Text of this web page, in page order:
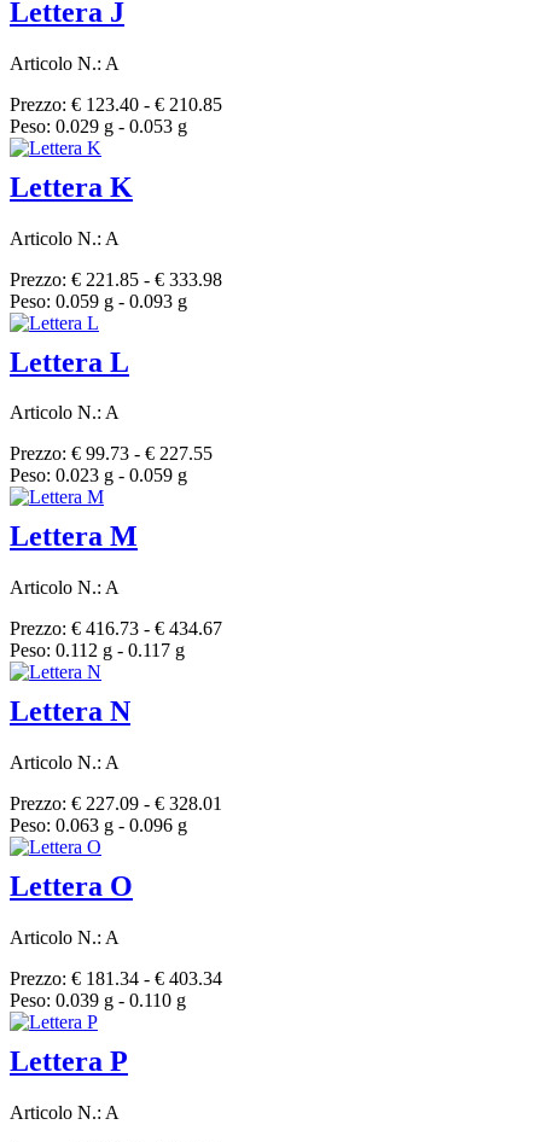
Lettera J
Articolo N.: A
Prezzo: € 123.40 - € 210.85
Peso: 0.029 g - 0.053 g
Lettera K
Articolo N.: A
Prezzo: € 221.85 - € 333.98
Peso: 0.059 g - 0.093 g
Lettera L
Articolo N.: A
Prezzo: € 99.73 - € 227.55
Peso: 0.023 g - 0.059 g
Lettera M
Articolo N.: A
Prezzo: € 416.73 - € 434.67
Peso: 0.112 g - 0.117 g
Lettera N
Articolo N.: A
Prezzo: € 227.09 - € 328.01
Peso: 0.063 g - 0.096 g
Lettera O
Articolo N.: A
Prezzo: € 181.34 - € 403.34
Peso: 0.039 g - 0.110 g
Lettera P
Articolo N.: A